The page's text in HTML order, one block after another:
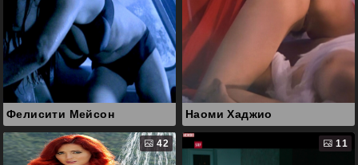
Фелисити Мейсон Наоми Хаджио
42 11